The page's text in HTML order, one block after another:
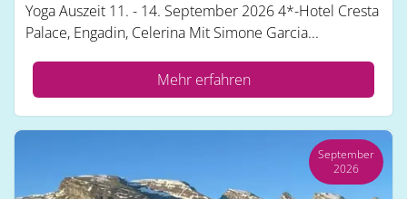
Yoga Auszeit 11. - 14. September 2026 4*-Hotel Cresta
Palace, Engadin, Celerina Mit Simone Garcia...
Mehr erfahren
September
2026